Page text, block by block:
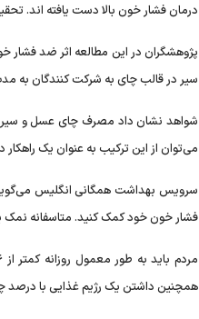
درمان فشار خون بالا دست یافته اند.
سیر در قالب چای به شرکت کنندگان به مدت ۴۲ روز اقدام کردند؛ سپس فشار خون آن‌ها را مورد سنجش قرار
شواهد نشان داد مصرف چای عسل و سیر
می‌توان از این ترکیب به عنوان یک
سرویس بهداشت همگانی انگلیس
فشار خون خود کمک کنید. متاسفانه نمک
همچنین داشتن یک رژیم غذایی با درصد